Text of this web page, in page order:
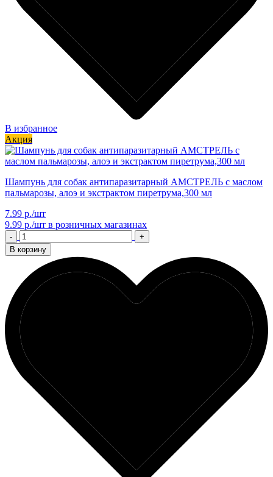
В избранное
Акция
Шампунь для собак антипаразитарный АМСТРЕЛЬ с маслом
пальмарозы, алоэ и экстрактом пиретрума,300 мл
7.99 р./шт
9.99 р./шт в розничных магазинах
-
+
В корзину